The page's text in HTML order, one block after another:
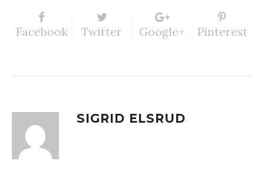
Facebook Twitter Google+ Pinterest
SIGRID ELSRUD